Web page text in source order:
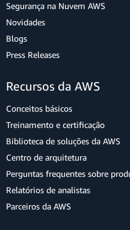
Segurança na Nuvem AWS
Novidades
Blogs
Press Releases
Recursos da AWS
Conceitos básicos
Treinamento e certificação
Biblioteca de soluções da AWS
Centro de arquitetura
Perguntas frequentes sobre
Relatórios de analistas
Parceiros da AWS